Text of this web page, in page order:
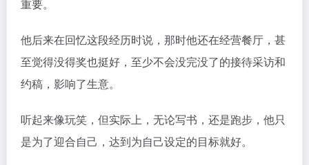
重要。
他后来在回忆这段经历时说，那时他还在经营餐厅，甚
至觉得没得奖也挺好，至少不会没完没了的接待采访和
约稿，影响了生意。
听起来像玩笑，但实际上，无论写书，还是跑步，他只
是为了迎合自己，达到为自己设定的目标就好。